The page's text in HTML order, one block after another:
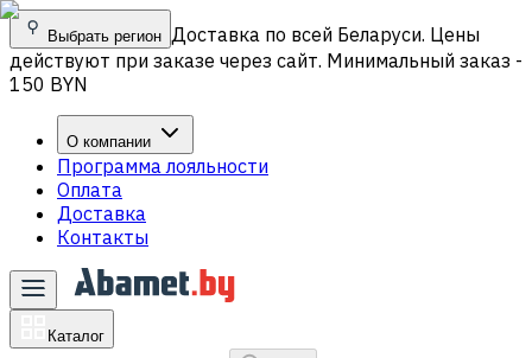
Выбрать регион Доставка по всей Беларуси. Цены
действуют при заказе через сайт. Минимальный заказ -
150 BYN
О компании
Программа лояльности
Оплата
Доставка
Контакты
Каталог